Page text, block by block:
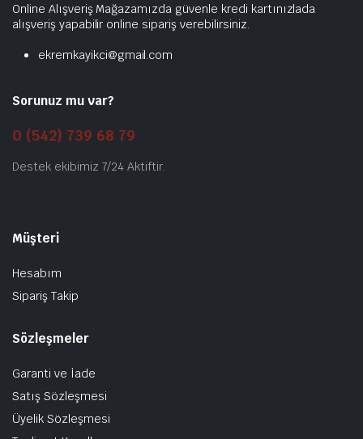
Online Alışveriş Mağazamızda güvenle kredi kartınızlada
alışveriş yapabilir online sipariş verebilirsiniz.
ekremkayikci@gmail.com
Sorunuz mu var?
0 (542) 739 68 79
Destek ekibimiz 7/24 Aktiftir.
Müşteri
Hesabım
Sipariş Takip
Sözleşmeler
Garanti ve İade
Satış Sözleşmesi
Üyelik Sözleşmesi